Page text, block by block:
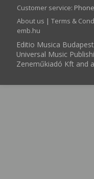
Customer service:
About us | Terms &
emb.hu
Editio Musica
Universal Music
Zeneműkiadó Kft and